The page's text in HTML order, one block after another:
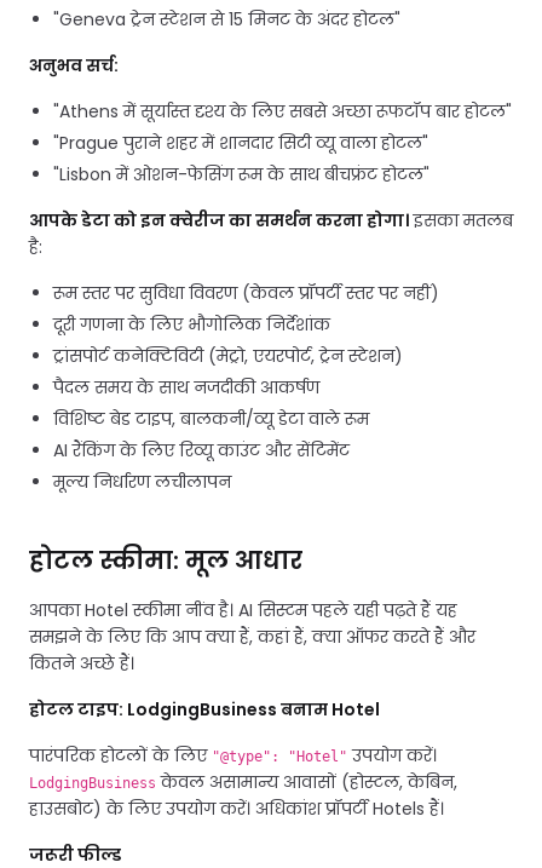
"Geneva ट्रेन स्टेशन से 15 मिनट के अंदर होटल"
अनुभव सर्च:
"Athens में सूर्यास्त दृश्य के लिए सबसे अच्छा रूफटॉप बार होटल"
"Prague पुराने शहर में शानदार सिटी व्यू वाला होटल"
"Lisbon में ओशन-फेसिंग रूम के साथ बीचफ्रंट होटल"
आपके डेटा को इन क्वेरीज का समर्थन करना होगा।इसका मतलब
है:
रूम स्तर पर सुविधा विवरण (केवल प्रॉपर्टी स्तर पर नहीं)
दूरी गणना के लिए भौगोलिक निर्देशांक
ट्रांसपोर्ट कनेक्टिविटी (मेट्रो, एयरपोर्ट, ट्रेन स्टेशन)
पैदल समय के साथ नजदीकी आकर्षण
विशिष्ट बेड टाइप, बालकनी/व्यू डेटा वाले रूम
AI रैंकिंग के लिए रिव्यू काउंट और सेंटिमेंट
मूल्य निर्धारण लचीलापन
होटल स्कीमा: मूल आधार
आपका Hotel स्कीमा नींव है। AI सिस्टम पहले यही पढ़ते हैं यह
समझने के लिए कि आप क्या हैं, कहां हैं, क्या ऑफर करते हैं और
कितने अच्छे हैं।
होटल टाइप: LodgingBusiness बनाम Hotel
पारंपरिक होटलों के लिए "@type": "Hotel" उपयोग करें।
LodgingBusiness केवल असामान्य आवासों (होस्टल, केबिन,
हाउसबोट) के लिए उपयोग करें। अधिकांश प्रॉपर्टी Hotels हैं।
जरूरी फील्ड